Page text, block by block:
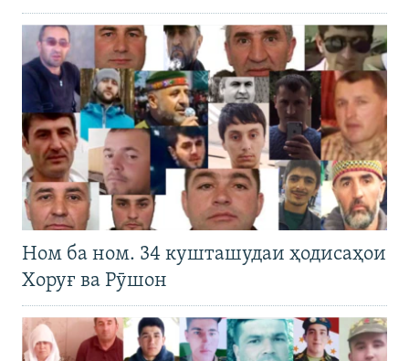
Ном ба ном. 34 кушташудаи ҳодисаҳои
Хоруғ ва Рӯшон